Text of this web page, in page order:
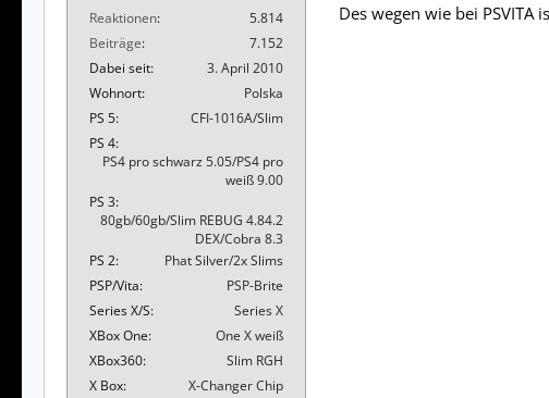
Reaktionen
5.814
Beiträge
7.152
Dabei seit
3. April 2010
Wohnort
Polska
PS 5
CFI-1016A/Slim
PS 4
PS4 pro schwarz 5.05/PS4 pro
weiß 9.00
PS 3
80gb/60gb/Slim REBUG 4.84.2
DEX/Cobra 8.3
PS 2
Phat Silver/2x Slims
PSP/Vita
PSP-Brite
Series X/S
Series X
XBox One
One X weiß
XBox360
Slim RGH
X Box
X-Changer Chip
Des wegen wie bei PSVITA